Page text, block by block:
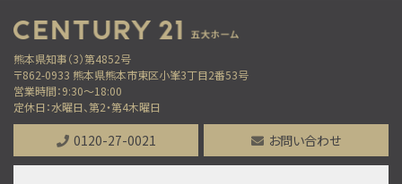
第8位
肥後大津駅
〇3LDKのゆとり間取り！〇2014年築で新生活…
第9位
2,780万円
熊本県知事（3）第4852号
〒862-0933 熊本県熊本市東区小峯3丁目2番53号
営業時間：9:30～18:00
定休日：水曜日、第2・第4木曜日
0120-27-0021 お問い合わせ